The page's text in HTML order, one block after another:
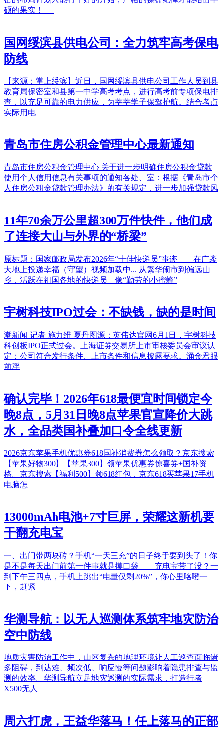
硕的果实！
国网绥滨县供电公司：全力筑牢高考保电
防线
【来源：掌上绥滨】近日，国网绥滨县供电公司工作人员到县
教育局保密室和县第一中学高考考点，进行高考前专项保电排
查，以充足可靠的电力供应，为莘莘学子保驾护航。结合考点
实际用电
青岛市住房公积金管理中心最新通知
青岛市住房公积金管理中心 关于进一步明确住房公积金贷款
使用个人信用信息有关事项的通知各处、室：根据《青岛市个
人住房公积金贷款管理办法》的有关规定，进一步加强贷款风
11年70余万公里超300万件快件，他们成
了连接大山与外界的“桥梁”
原标题：国家邮政局发布2026年“十佳快递员”事迹——在广袤
大地上投递幸福（守望）视频加载中...‍‍‍‌‍‍‌ 从繁华闹市到偏远山
乡，活跃在祖国各地的快递员，像“勤劳的小蜜蜂”
宇树科技IPO过会：不缺钱，缺的是时间
潮新闻 记者 施力维 夏丹图源：英伟达官网6月1日，宇树科技
科创板IPO正式过会。上海证券交易所上市审核委员会审议认
定：公司符合发行条件、上市条件和信息披露要求。涌金君眼
前浮
确认完毕！2026年618最便宜时间锁定今
晚8点，5月31日晚8点苹果官宣降价大跳
水，全品类国补叠加口令全线更新
2026京东苹果手机优惠券618国补消费券怎么领取？京东搜索
【苹果好物300】【苹果300】领苹果优惠券惊喜券+国补资
格。京东搜索【福利500】领618红包，京东618买苹果17手机
电脑怎
13000mAh电池+7寸巨屏，荣耀这新机要
干翻充电宝
一、出门带两块砖？手机“一天三充”的日子终于要到头了！你
是不是每天出门前第一件事就是摸口袋——充电宝带了没？一
到下午三四点，手机上跳出“电量仅剩20%”，你心里咯噔一
下，赶紧
华测导航：以无人巡测体系筑牢地灾防治
空中防线
地质灾害防治工作中，山区复杂的地理环境让人工巡查面临诸
多阻碍，到达难、频次低、响应慢等问题影响着隐患排查与监
测的效率。华测导航立足地灾巡测的实际需求，打造行者
X500无人
周六打虎，王益华落马！任上落马的正部